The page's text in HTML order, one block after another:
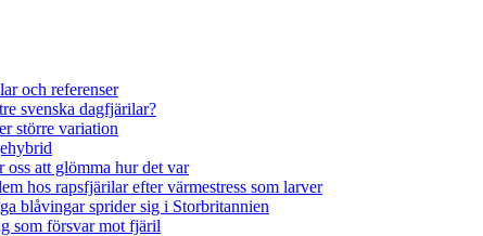
och referenser
svenska dagfjärilar?
större variation
oss att glömma hur det var
hos rapsfjärilar efter värmestress som larver
blåvingar sprider sig i Storbritannien
som försvar mot fjäril